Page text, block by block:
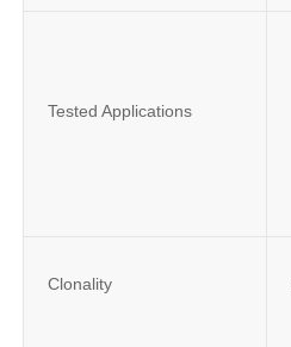
Tested Applications
Clonality